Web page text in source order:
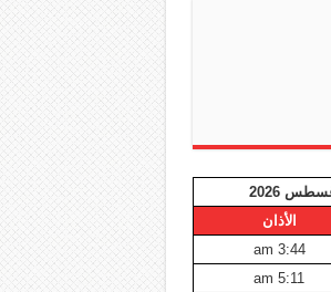
الأذان
3:44 am
5:11 am